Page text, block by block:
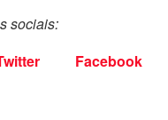
sociais:
Facebook